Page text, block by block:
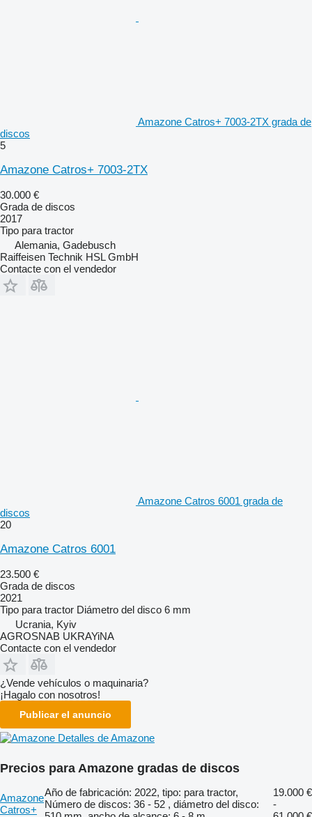
Amazone Catros+ 7003-2TX grada de
discos
5
Amazone Catros+ 7003-2TX
30.000 €
Grada de discos
2017
Tipo para tractor
Alemania, Gadebusch
Raiffeisen Technik HSL GmbH
Contacte con el vendedor
Amazone Catros 6001 grada de
discos
20
Amazone Catros 6001
23.500 €
Grada de discos
2021
Tipo para tractor Diámetro del disco 6 mm
Ucrania, Kyiv
AGROSNAB UKRAYiNA
Contacte con el vendedor
¿Vende vehículos o maquinaria?
¡Hagalo con nosotros!
Publicar el anuncio
Detalles de Amazone
Precios para Amazone gradas de discos
Amazone
Catros+
Año de fabricación: 2022, tipo: para tractor,
Número de discos: 36 - 52 , diámetro del disco:
19.000 €
-